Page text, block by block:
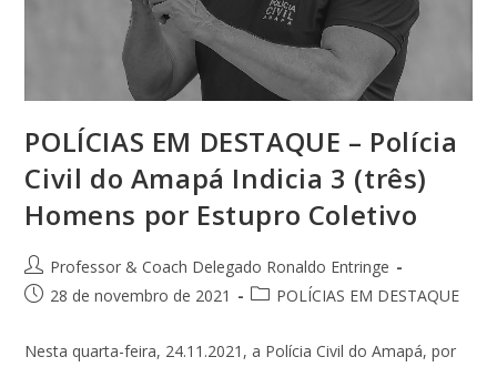
POLÍCIAS EM DESTAQUE – Polícia
Civil do Amapá Indicia 3 (três)
Homens por Estupro Coletivo
Professor & Coach Delegado Ronaldo Entringe
28 de novembro de 2021
POLÍCIAS EM DESTAQUE
Nesta quarta-feira, 24.11.2021, a Polícia Civil do Amapá, por